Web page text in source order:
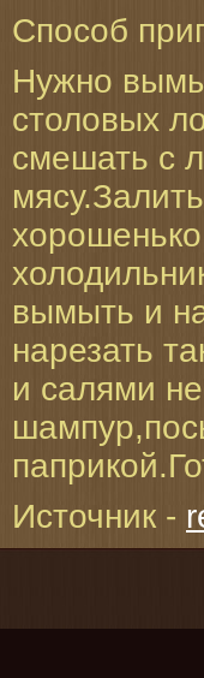
Способ
Нужно
столовых
смешать с
вымыть и
нарезать
и салями
Источник -